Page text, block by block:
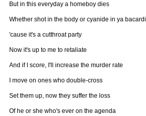
But in this everyday a homeboy dies
Whether shot in the body or cyanide in ya bacardi
'cause it's a cutthroat party
Now it's up to me to retaliate
And if I score, I'll increase the murder rate
I move on ones who double-cross
Set them up, now they suffer the loss
Of he or she who's ever on the agenda